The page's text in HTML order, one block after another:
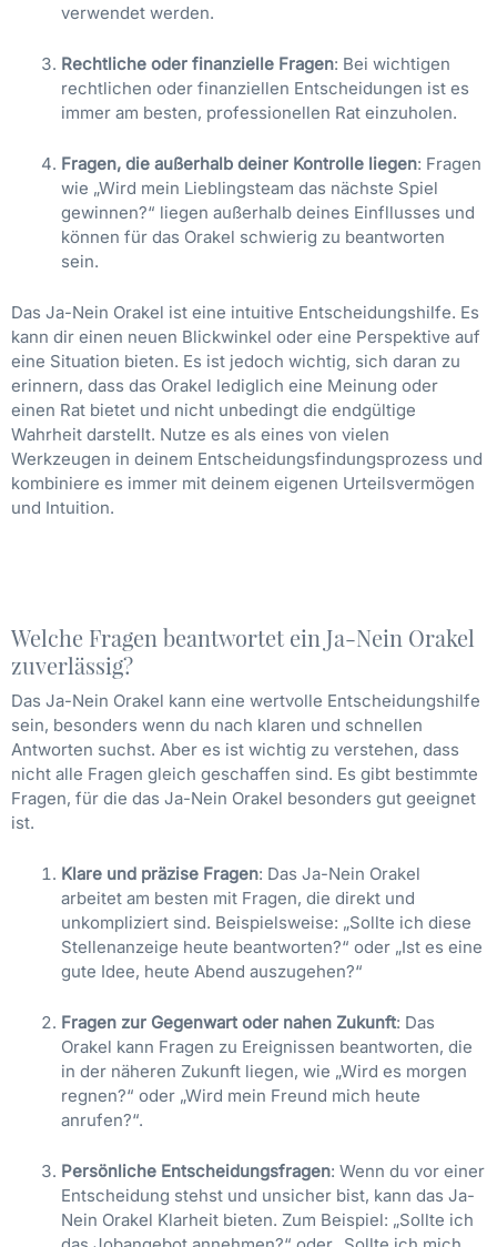
verwendet werden.
Rechtliche oder finanzielle Fragen: Bei wichtigen
rechtlichen oder finanziellen Entscheidungen ist es
immer am besten, professionellen Rat einzuholen.
Fragen, die außerhalb deiner Kontrolle liegen: Fragen
wie „Wird mein Lieblingsteam das nächste Spiel
gewinnen?“ liegen außerhalb deines Einfllusses und
können für das Orakel schwierig zu beantworten
sein.
Das Ja-Nein Orakel ist eine intuitive Entscheidungshilfe. Es
kann dir einen neuen Blickwinkel oder eine Perspektive auf
eine Situation bieten. Es ist jedoch wichtig, sich daran zu
erinnern, dass das Orakel lediglich eine Meinung oder
einen Rat bietet und nicht unbedingt die endgültige
Wahrheit darstellt. Nutze es als eines von vielen
Werkzeugen in deinem Entscheidungsfindungsprozess und
kombiniere es immer mit deinem eigenen Urteilsvermögen
und Intuition.
Welche Fragen beantwortet ein Ja-Nein Orakel
zuverlässig?
Das Ja-Nein Orakel kann eine wertvolle Entscheidungshilfe
sein, besonders wenn du nach klaren und schnellen
Antworten suchst. Aber es ist wichtig zu verstehen, dass
nicht alle Fragen gleich geschaffen sind. Es gibt bestimmte
Fragen, für die das Ja-Nein Orakel besonders gut geeignet
ist.
Klare und präzise Fragen: Das Ja-Nein Orakel
arbeitet am besten mit Fragen, die direkt und
unkompliziert sind. Beispielsweise: „Sollte ich diese
Stellenanzeige heute beantworten?“ oder „Ist es eine
gute Idee, heute Abend auszugehen?“
Fragen zur Gegenwart oder nahen Zukunft: Das
Orakel kann Fragen zu Ereignissen beantworten, die
in der näheren Zukunft liegen, wie „Wird es morgen
regnen?“ oder „Wird mein Freund mich heute
anrufen?“.
Persönliche Entscheidungsfragen: Wenn du vor einer
Entscheidung stehst und unsicher bist, kann das Ja-
Nein Orakel Klarheit bieten. Zum Beispiel: „Sollte ich